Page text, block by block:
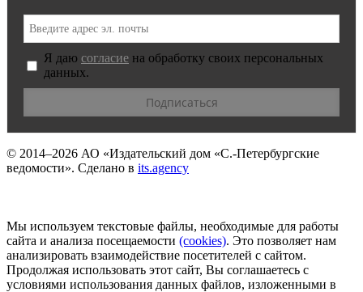
Я даю согласие на обработку своих персональных
данных.
© 2014–2026 АО «Издательский дом «С.-Петербургские
ведомости». Сделано в its.agency
Мы используем текстовые файлы, необходимые для работы
сайта и анализа посещаемости (сookies). Это позволяет нам
анализировать взаимодействие посетителей с сайтом.
Продолжая использовать этот сайт, Вы соглашаетесь с
условиями использования данных файлов, изложенными в